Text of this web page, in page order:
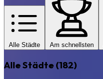
Alle Städte Am schnellsten
Alle Städte (182)